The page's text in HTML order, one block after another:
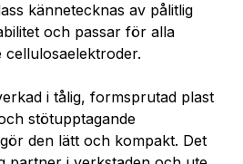
kännetecknas av pålitlig
och passar för alla
i tålig, formsprutad plast
stötupptagande
den lätt och kompakt. Det